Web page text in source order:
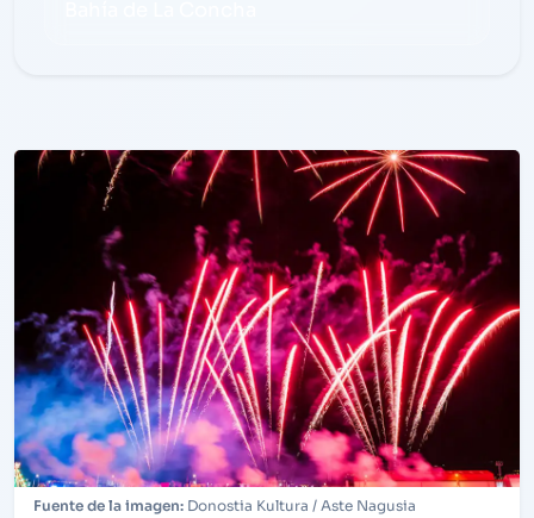
Donostia Kultura / Aste Nagusia